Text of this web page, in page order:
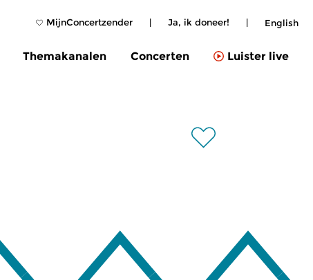
MijnConcertzender | Ja, ik doneer! | English
Themakanalen Concerten Luister live